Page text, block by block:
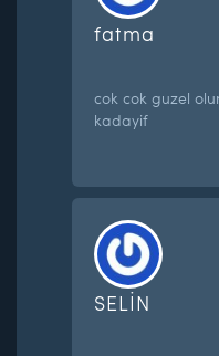
fatma
cok cok guzel
kadayif
SELİN